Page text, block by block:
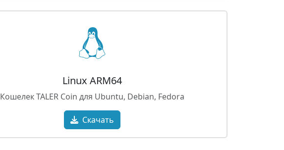
Linux ARM64
Кошелек TALER Coin для Ubuntu, Debian, Fedora
Скачать